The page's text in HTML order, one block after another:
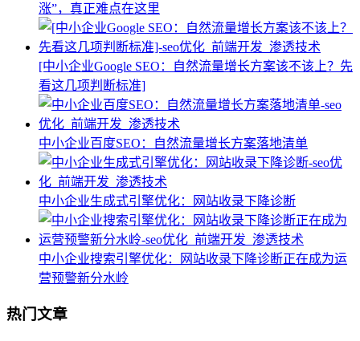
涨”，真正难点在这里
[中小企业Google SEO：自然流量增长方案该不该上？先
看这几项判断标准]
中小企业百度SEO：自然流量增长方案落地清单
中小企业生成式引擎优化：网站收录下降诊断
中小企业搜索引擎优化：网站收录下降诊断正在成为运
营预警新分水岭
热门文章